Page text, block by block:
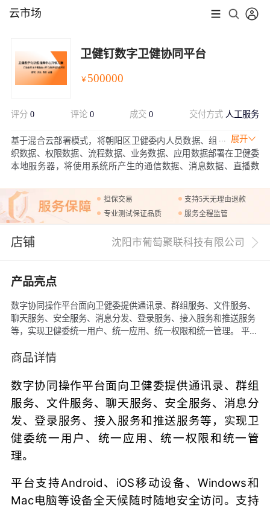
云市场
卫健钉数字卫健协同平台
￥ 500000
评分 0 评论 0 成交0 交付方式 人工服务
展开
基于混合云部署模式，将朝阳区卫健委内人员数据、组
织数据、权限数据、流程数据、业务数据、应用数据部署在卫健委
本地服务器，将使用系统所产生的通信数据、消息数据、直播数
空间上，全方位保证卫健委内部重要数据的安全性同时减轻即时通
讯等基础服务对本地信息化资源的占用。
担保交易
支持5天无理由退款
专业测试保证品质
服务全程监管
店铺 沈阳市葡萄聚联科技有限公司
产品亮点
数字协同操作平台面向卫健委提供通讯录、群组服务、文件服务、
聊天服务、安全服务、消息分发、登录服务、接入服务和推送服务
等，实现卫健委统一用户、统一应用、统一权限和统一管理。 平台
随时随地安全访问。支持分布式系统架构，可将数据保存到全国多
供7x24小时服务。即使部分数据中心出现突发故障，导致整个数
据中心不可访问，系统依然能够自动漫游切换到其他可用的数据中
心，继续无障碍的提供服务，且不会出现数据丢失。系统具有
TB/PB级海量数据仓库处理能力，采用分布式计算集群，支持批量
结构化数据的存储和计算。随着访问系统的用户增长，以及数据量
的不断增加，系统依旧有快速的处理能力，访问速度不会因用户量
和数据量增长而下降。
商品详情
数字协同操作平台面向卫健委提供通讯录、群组
服务、文件服务、聊天服务、安全服务、消息分
发、登录服务、接入服务和推送服务等，实现卫
健委统一用户、统一应用、统一权限和统一管
理。
平台支持Android、iOS移动设备、Windows和
Mac电脑等设备全天候随时随地安全访问。支持